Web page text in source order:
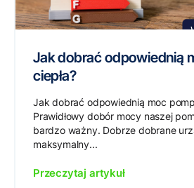
Jak dobrać odpowiednią
ciepła?
Jak dobrać odpowiednią moc
Prawidłowy dobór mocy naszej
bardzo ważny. Dobrze dobrane
maksymalny...
Przeczytaj artykuł